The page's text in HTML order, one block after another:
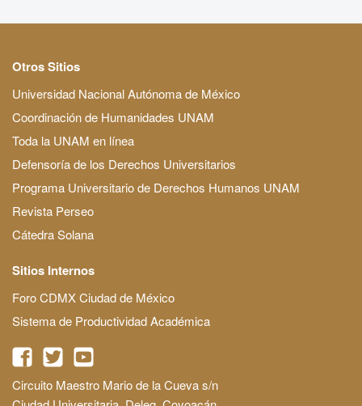
Otros Sitios
Universidad Nacional Autónoma de México
Coordinación de Humanidades UNAM
Toda la UNAM en línea
Defensoría de los Derechos Universitarios
Programa Universitario de Derechos Humanos UNAM
Revista Perseo
Cátedra Solana
Sitios Internos
Foro CDMX Ciudad de México
Sistema de Productividad Académica
Circuito Maestro Mario de la Cueva s/n